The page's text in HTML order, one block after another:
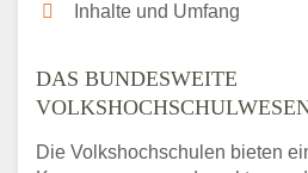
Inhalte und Umfang
DAS BUNDESWEITE
Die Volkshochschulen bieten